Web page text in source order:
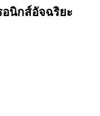
นิกส์อัจฉริยะ